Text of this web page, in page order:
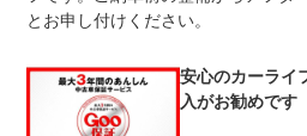
法定整備
とお申し付けください。
安心のカーライ
入がお勧めです